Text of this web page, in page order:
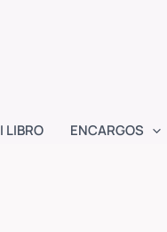
LIBRO ENCARGOS